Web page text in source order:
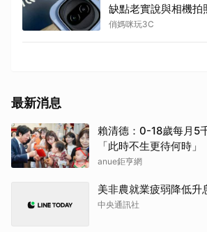
缺點老實說與相機拍
效能表現評測，
俏媽咪玩3C
最新消息
賴清德：0-18歲每月5
「此時不生更待何時」
anue鉅亨網
美非農就業疲弱降低
中央通訊社